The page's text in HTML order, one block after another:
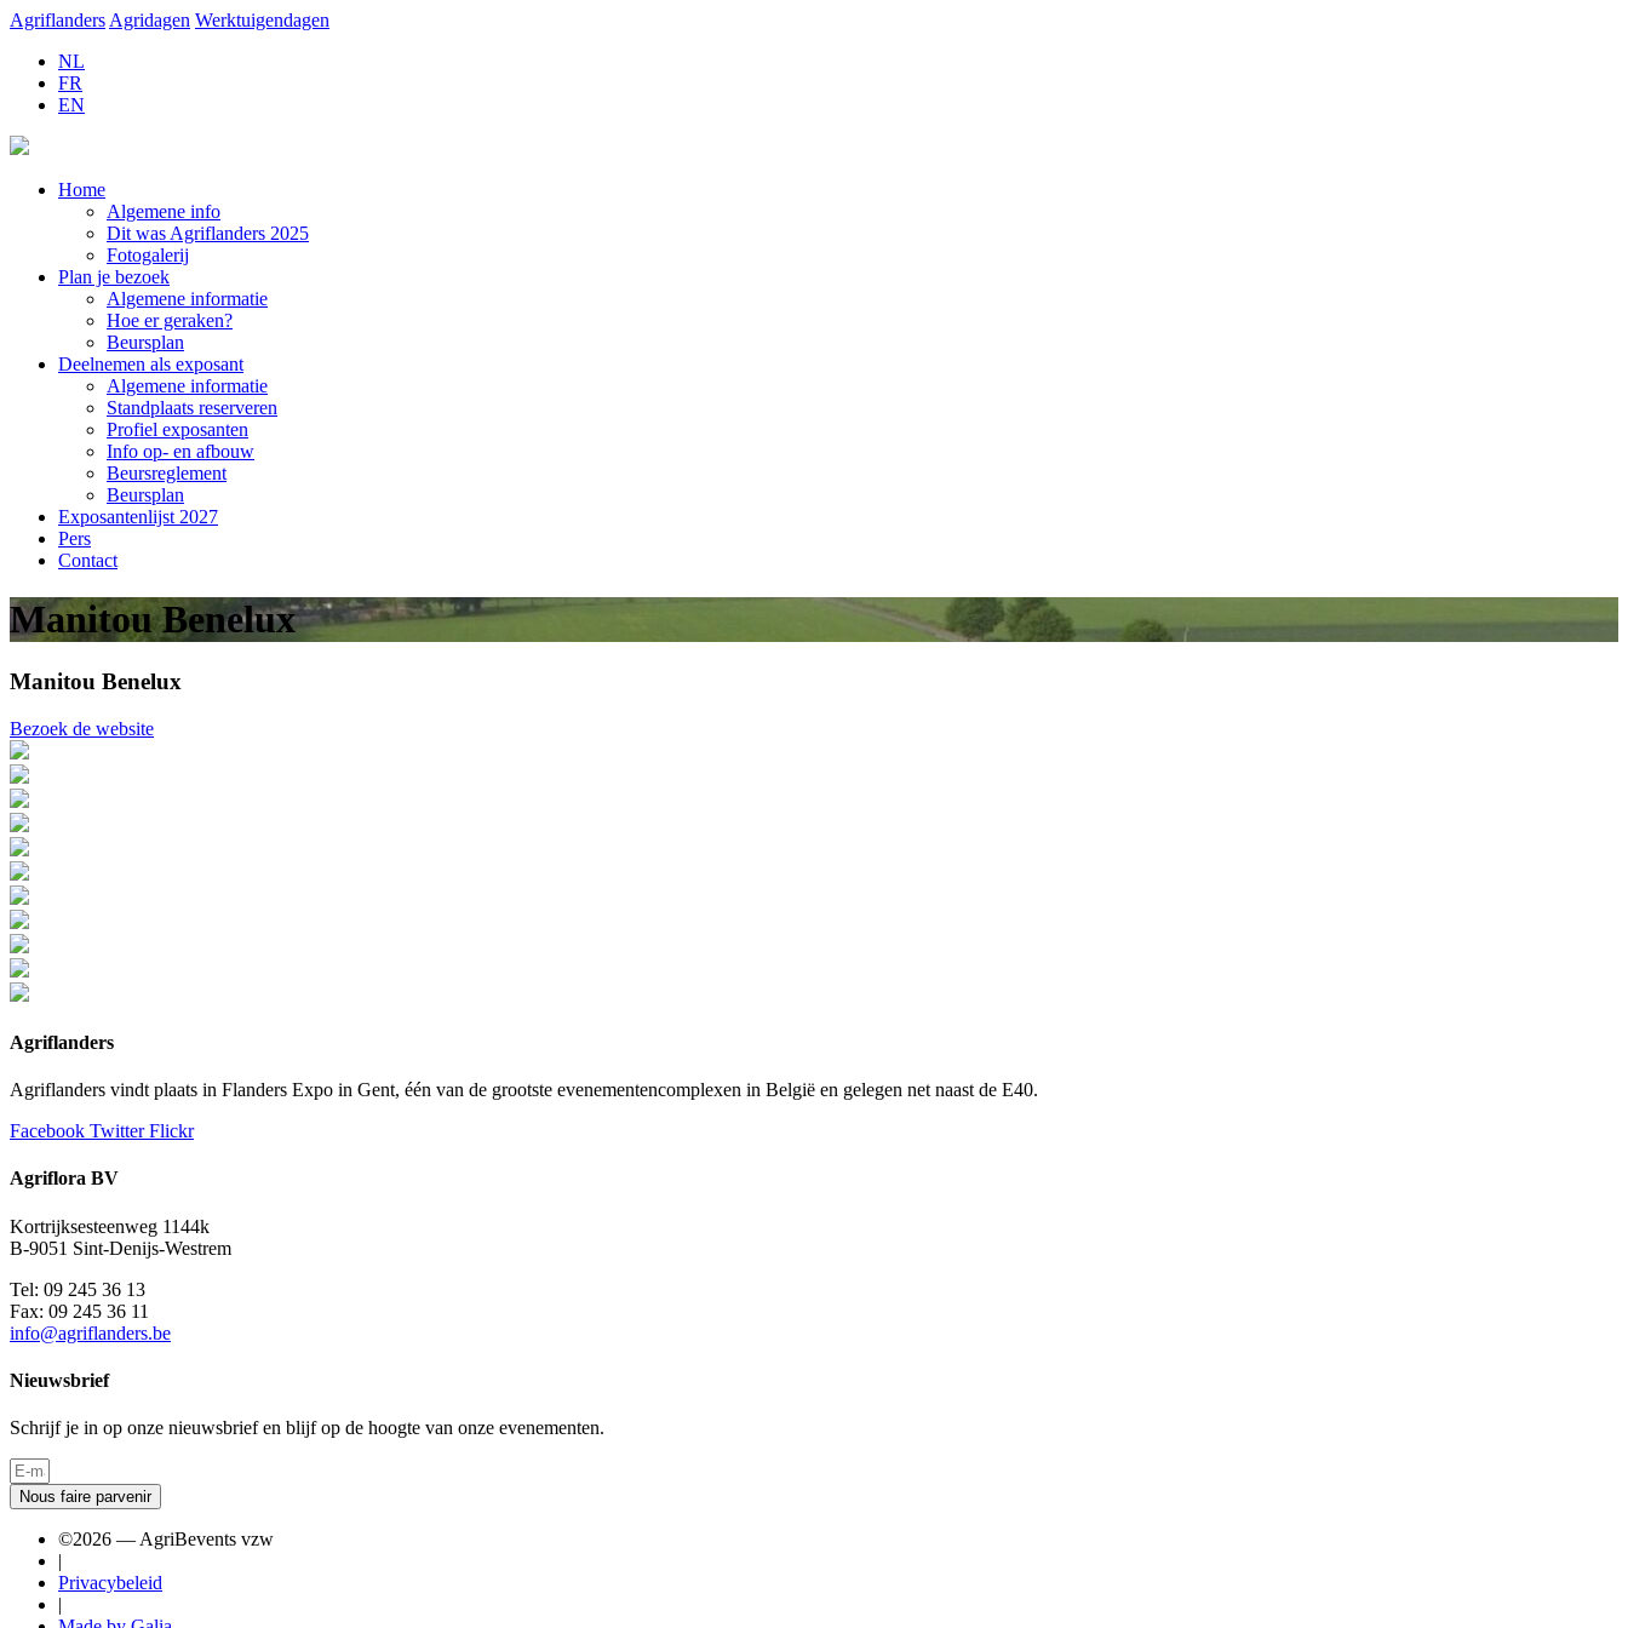
Agriflanders Agridagen Werktuigendagen
NL
FR
EN
Home
Algemene info
Dit was Agriflanders 2025
Fotogalerij
Plan je bezoek
Algemene informatie
Hoe er geraken?
Beursplan
Deelnemen als exposant
Algemene informatie
Standplaats reserveren
Profiel exposanten
Info op- en afbouw
Beursreglement
Beursplan
Exposantenlijst 2027
Pers
Contact
Manitou Benelux
Manitou Benelux
Bezoek de website
Agriflanders
Agriflanders vindt plaats in Flanders Expo in Gent, één van de grootste evenementencomplexen in België en gelegen net naast de E40.
Facebook Twitter Flickr
Agriflora BV
Kortrijksesteenweg 1144k
B-9051 Sint-Denijs-Westrem
Tel: 09 245 36 13
Fax: 09 245 36 11
info@agriflanders.be
Nieuwsbrief
Schrijf je in op onze nieuwsbrief en blijf op de hoogte van onze evenementen.
Nous faire parvenir
©2026 — AgriBevents vzw
|
Privacybeleid
|